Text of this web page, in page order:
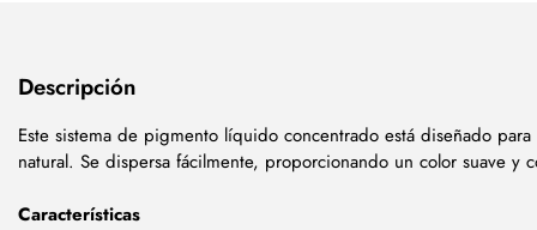
Descripción
Este sistema de pigmento líquido concentrado está diseñado
natural. Se dispersa fácilmente, proporcionando un color suave y
Características